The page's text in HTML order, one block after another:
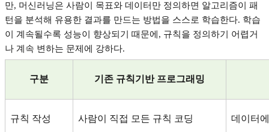
만, 머신러닝은 사람이 목표와 데이터만 정의하면 알고리즘이 패
턴을 분석해 유용한 결과를 만드는 방법을 스스로 학습한다. 학습
이 계속될수록 성능이 향상되기 때문에 , 규칙을 정의하기 어렵거
나 계속 변하는 문제에 강하다.
구분 기존 규칙기반 프로그래밍
규칙 작성 사람이 직접 모든 규칙 코딩 데이터